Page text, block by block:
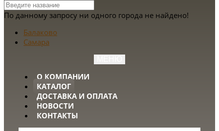
По данному запросу ни одного города не найдено!
Балаково
Самара
О КОМПАНИИ
КАТАЛОГ
ДОСТАВКА И ОПЛАТА
НОВОСТИ
КОНТАКТЫ